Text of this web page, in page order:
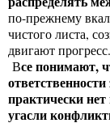
по-прежнему
чистого листа,
двигают прогресс.
Все понимают,
практически нет
угасли